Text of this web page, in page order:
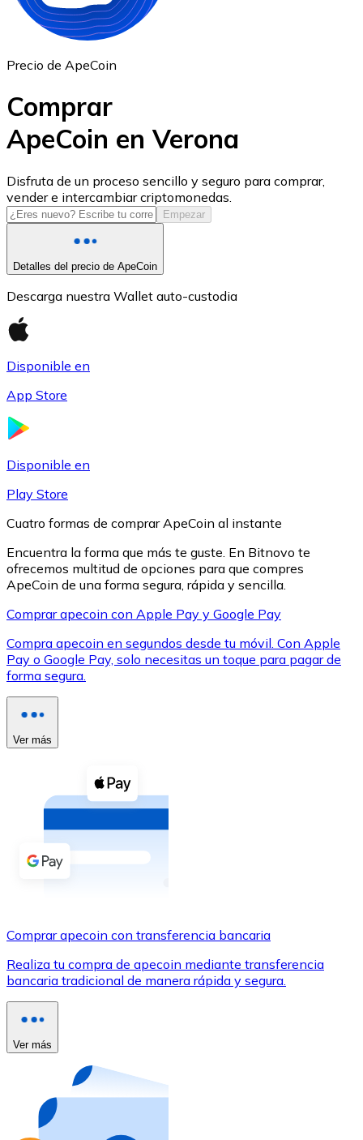
USD Coin
USDC
XRP
XRP
Ver todo
Compra criptomonedas con efectivo en tu tienda más
Comprar con efectivo
Transferencia SEPA
Utiliza tarjetas Visa y Mastercard para comprar
Comprar con tarjeta
Compra tarjetas regalo de tus marcas favoritas con
Ir a la tienda de tarjetas regalo
Precio de ApeCoin
Comprar
ApeCoin en Verona
Disfruta de un proceso sencillo y seguro para comprar,
vender e intercambiar criptomonedas.
Empezar
Detalles del precio de ApeCoin
Descarga nuestra Wallet auto-custodia
Disponible en
App Store
Disponible en
Play Store
Cuatro formas de comprar ApeCoin al instante
Encuentra la forma que más te guste. En Bitnovo te
ofrecemos multitud de opciones para que compres
ApeCoin de una forma segura, rápida y sencilla.
Comprar apecoin con Apple Pay y Google Pay
Compra apecoin en segundos desde tu móvil. Con Apple
Pay o Google Pay, solo necesitas un toque para pagar de
forma segura.
Ver más
Comprar apecoin con transferencia bancaria
Realiza tu compra de apecoin mediante transferencia
bancaria tradicional de manera rápida y segura.
Ver más